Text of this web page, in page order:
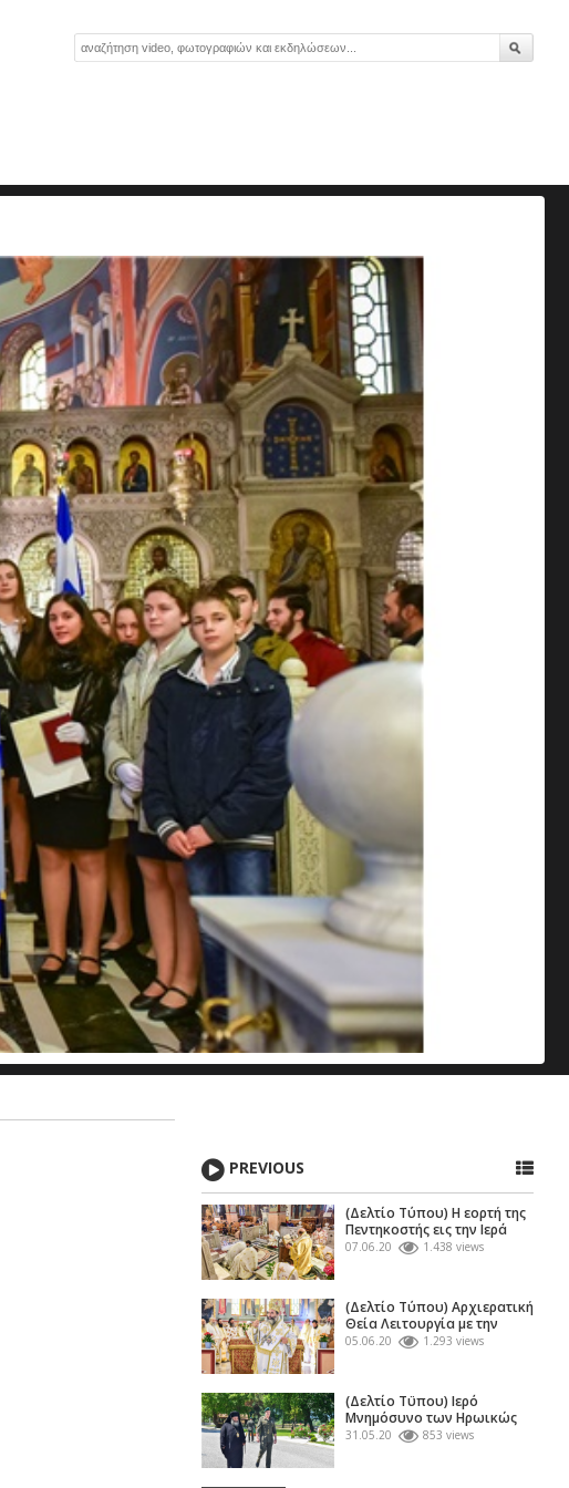
PREVIOUS
(Δελτίο Τύπου) Η εορτή της
Πεντηκοστής εις την Ιερά
Μητρόπολη...
07.06.20 1.438 views
(Δελτίο Τύπου) Αρχιερατική
Θεία Λειτουργία με την
ευκαιρία της...
05.06.20 1.293 views
(Δελτίο Τϋπου) Ιερό
Μνημόσυνο των Ηρωικώς
πεσόντων για την
31.05.20 853 views